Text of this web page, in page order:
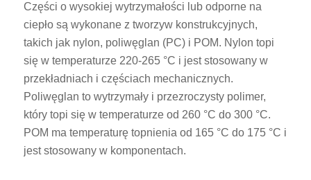
Części o wysokiej wytrzymałości lub odporne na
ciepło są wykonane z tworzyw konstrukcyjnych,
takich jak nylon, poliwęglan (PC) i POM. Nylon topi
się w temperaturze 220-265 °C i jest stosowany w
przekładniach i częściach mechanicznych.
Poliwęglan to wytrzymały i przezroczysty polimer,
który topi się w temperaturze od 260 °C do 300 °C.
POM ma temperaturę topnienia od 165 °C do 175 °C i
jest stosowany w komponentach.